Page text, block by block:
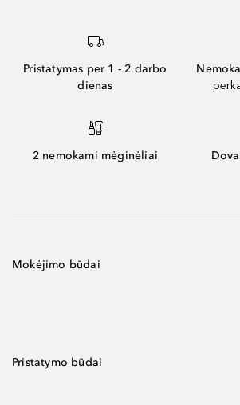
Pristatymas per 1 - 2 darbo
dienas
2 nemokami mėginėliai
Mokėjimo būdai
Pristatymo būdai